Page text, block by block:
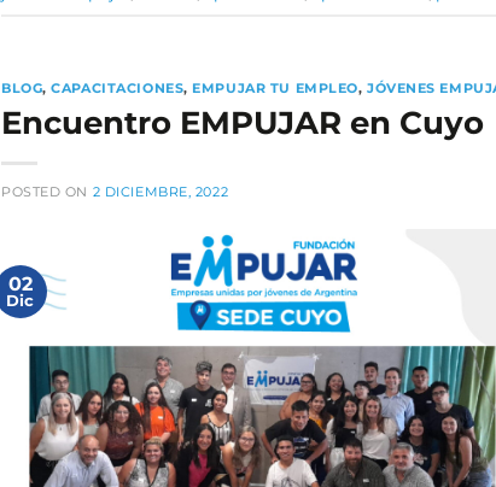
BLOG,CAPACITACIONES, EMPUJAR TU EMPLEO, JÓVENES
Encuentro EMPUJAR en Cuyo
POSTED ON 2 DICIEMBRE, 2022
02
Dic